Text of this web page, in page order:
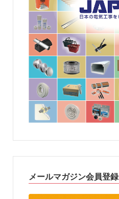
メールマガジン会員登録